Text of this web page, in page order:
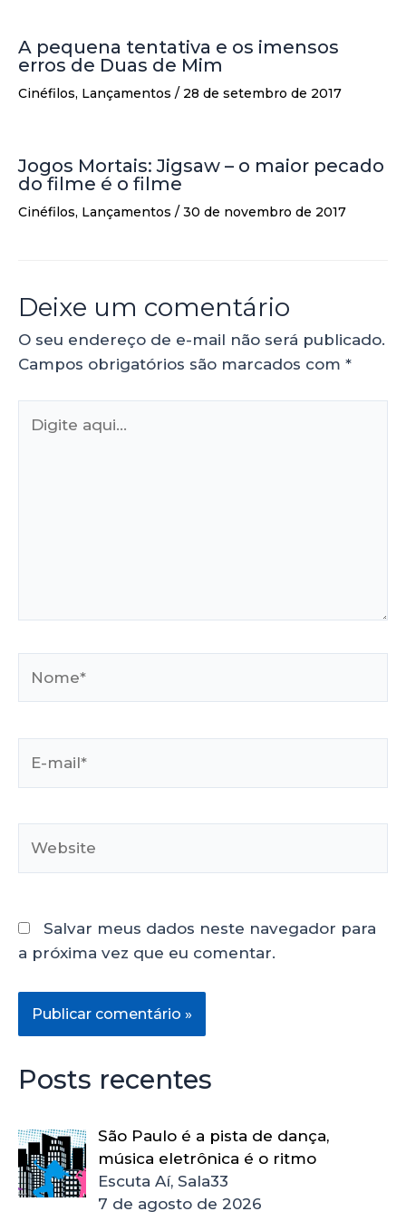
A pequena tentativa e os imensos
erros de Duas de Mim
Cinéfilos, Lançamentos / 28 de setembro de 2017
Jogos Mortais: Jigsaw – o maior pecado
do filme é o filme
Cinéfilos, Lançamentos / 30 de novembro de 2017
Deixe um comentário
O seu endereço de e-mail não será publicado.
Campos obrigatórios são marcados com *
Salvar meus dados neste navegador para
a próxima vez que eu comentar.
Posts recentes
São Paulo é a pista de dança,
música eletrônica é o ritmo
Escuta Aí, Sala33
7 de agosto de 2026